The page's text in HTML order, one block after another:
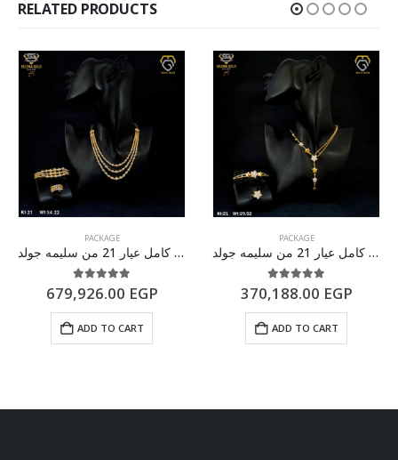
RELATED PRODUCTS
PACKAGE
طقم ذهب كامل عيار 21 من سليمه جولد
5.00out of 5
679,926.00 EGP
ADD TO CART
PACKAGE
طقم ذهب كامل عيار 21 من سليمه جولد
5.00out of 5
370,188.00 EGP
ADD TO CART